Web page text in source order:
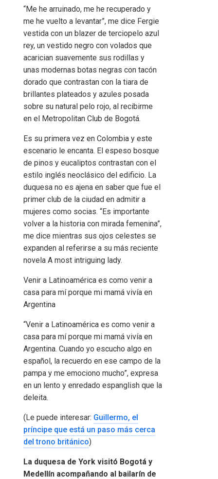
“Me he arruinado, me he recuperado y
me he vuelto a levantar”, me dice Fergie
vestida con un blazer de terciopelo azul
rey, un vestido negro con volados que
acarician suavemente sus rodillas y
unas modernas botas negras con tacón
dorado que contrastan con la tiara de
brillantes plateados y azules posada
sobre su natural pelo rojo, al recibirme
en el Metropolitan Club de Bogotá.
Es su primera vez en Colombia y este
escenario le encanta. El espeso bosque
de pinos y eucaliptos contrastan con el
estilo inglés neoclásico del edificio. La
duquesa no es ajena en saber que fue el
primer club de la ciudad en admitir a
mujeres como socias. “Es importante
volver a la historia con mirada femenina”,
me dice mientras sus ojos celestes se
expanden al referirse a su más reciente
novela A most intriguing lady.
Venir a Latinoamérica es como venir a
casa para mí porque mi mamá vivía en
Argentina
“Venir a Latinoamérica es como venir a
casa para mí porque mi mamá vivía en
Argentina. Cuando yo escucho algo en
español, la recuerdo en ese campo de la
pampa y me emociono mucho”, expresa
en un lento y enredado espanglish que la
deleita.
(Le puede interesar: Guillermo, el
príncipe que está un paso más cerca
del trono británico)
La duquesa de York visitó Bogotá y
Medellín acompañando al bailarín de